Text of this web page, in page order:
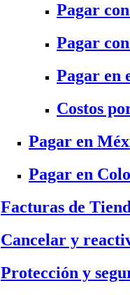
Pagar
Pagar
Pagar en
Costos
Pagar en
Pagar en
Facturas de
Cancelar y
Protección y